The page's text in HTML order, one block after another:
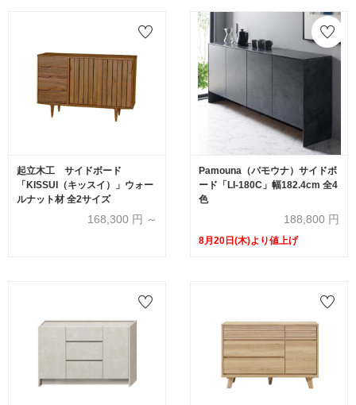
起立木工 サイドボード
「KISSUI（キッスイ）」ウォー
ルナット材 全2サイズ
168,300 円 ～
Pamouna（パモウナ）サイドボ
ード「LI-180C」幅182.4cm 全4
色
188,800 円
8月20日(木)より値上げ